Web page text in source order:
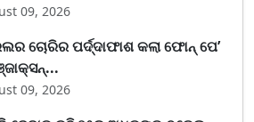
09, 2026
ଚୋରିର ପର୍ଦ୍ଦାଫାଶ କଲା ଫୋନ୍ ପେ’
09, 2026